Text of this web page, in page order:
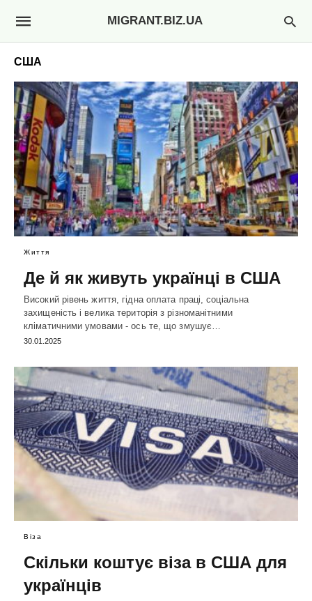
MIGRANT.BIZ.UA
США
Життя
Де й як живуть українці в США
Високий рівень життя, гідна оплата праці, соціальна
захищеність і велика територія з різноманітними
кліматичними умовами - ось те, що змушує…
30.01.2025
Віза
Скільки коштує віза в США для
українців